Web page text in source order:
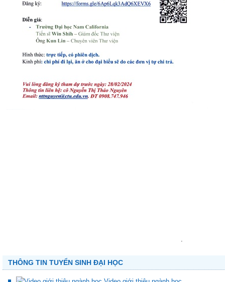
.
THÔNG TIN TUYỂN SINH ĐẠI HỌC